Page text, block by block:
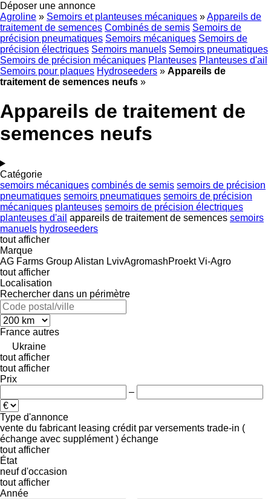
Déposer une annonce
Agroline » Semoirs et planteuses mécaniques »Appareils de
traitement de semences Combinés de semis Semoirs de
précision pneumatiques Semoirs mécaniques Semoirs de
précision électriques Semoirs manuels Semoirs pneumatiques
Semoirs de précision mécaniques Planteuses Planteuses d'ail
Semoirs pour plaques Hydroseeders » Appareils de
traitement de semences neufs »
Appareils de traitement de
semences neufs
Catégorie
semoirs mécaniques combinés de semis semoirs de précision
pneumatiques semoirs pneumatiques semoirs de précision
mécaniques planteuses semoirs de précision électriques
planteuses d'ail appareils de traitement de semences semoirs
manuels hydroseeders
tout afficher
Marque
AG Farms GroupAlistan LvivAgromashProekt Vi-Agro
tout afficher
Localisation
Rechercher dans un périmètre
France autres
Ukraine
tout afficher
tout afficher
Prix
–
Type d'annonce
vente du fabricant leasing crédit par versements trade-in (
échange avec supplément ) échange
tout afficher
État
neuf d'occasion
tout afficher
Année